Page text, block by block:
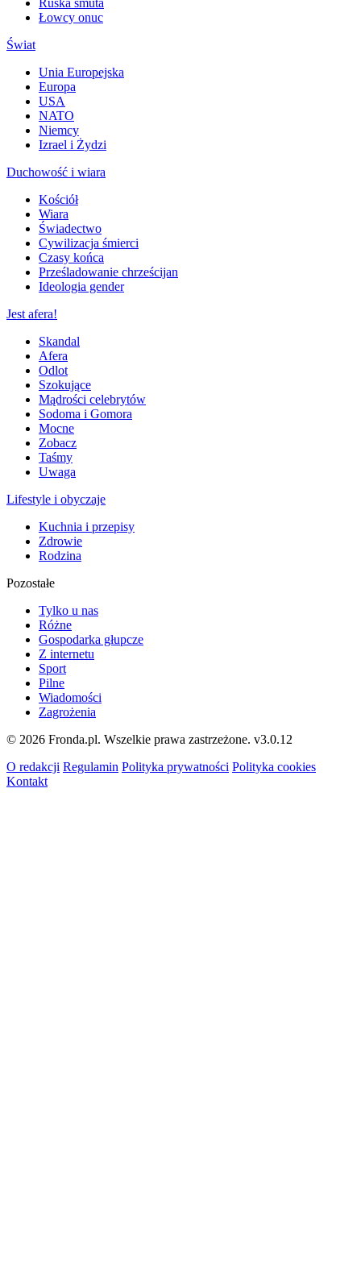
Łowcy onuc
Świat
Unia Europejska
Europa
USA
NATO
Niemcy
Izrael i Żydzi
Duchowość i wiara
Kościół
Wiara
Świadectwo
Cywilizacja śmierci
Czasy końca
Prześladowanie chrześcijan
Ideologia gender
Jest afera!
Skandal
Afera
Odlot
Szokujące
Mądrości celebrytów
Sodoma i Gomora
Mocne
Zobacz
Taśmy
Uwaga
Lifestyle i obyczaje
Kuchnia i przepisy
Zdrowie
Rodzina
Pozostałe
Tylko u nas
Różne
Gospodarka głupcze
Z internetu
Sport
Pilne
Wiadomości
Zagrożenia
© 2026 Fronda.pl. Wszelkie prawa zastrzeżone. v3.0.12
O redakcji Regulamin Polityka prywatności Polityka cookies
Kontakt